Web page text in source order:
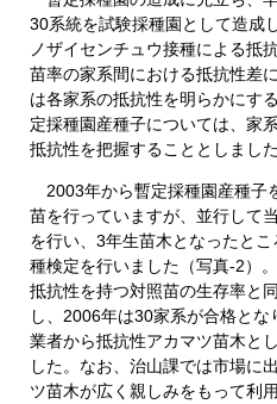
30系統を試験採種園として造成
ノザイセンチュウ接種による抵
苗率の家系間における抵抗性差
は各家系の抵抗性を明らかにす
定採種園産種子については、家
抵抗性を把握することとしました
2003年から暫定採種園産種子
苗を行っていますが、並行して
を行い、3年生苗木となったと
種検定を行いました（写真-2）
抵抗性を持つ対照苗の生存率と
し、2006年は30家系が合格と
業者から抵抗性アカマツ苗木と
した。なお、治山課では市場に
ツ苗木が広く親しみをもって利